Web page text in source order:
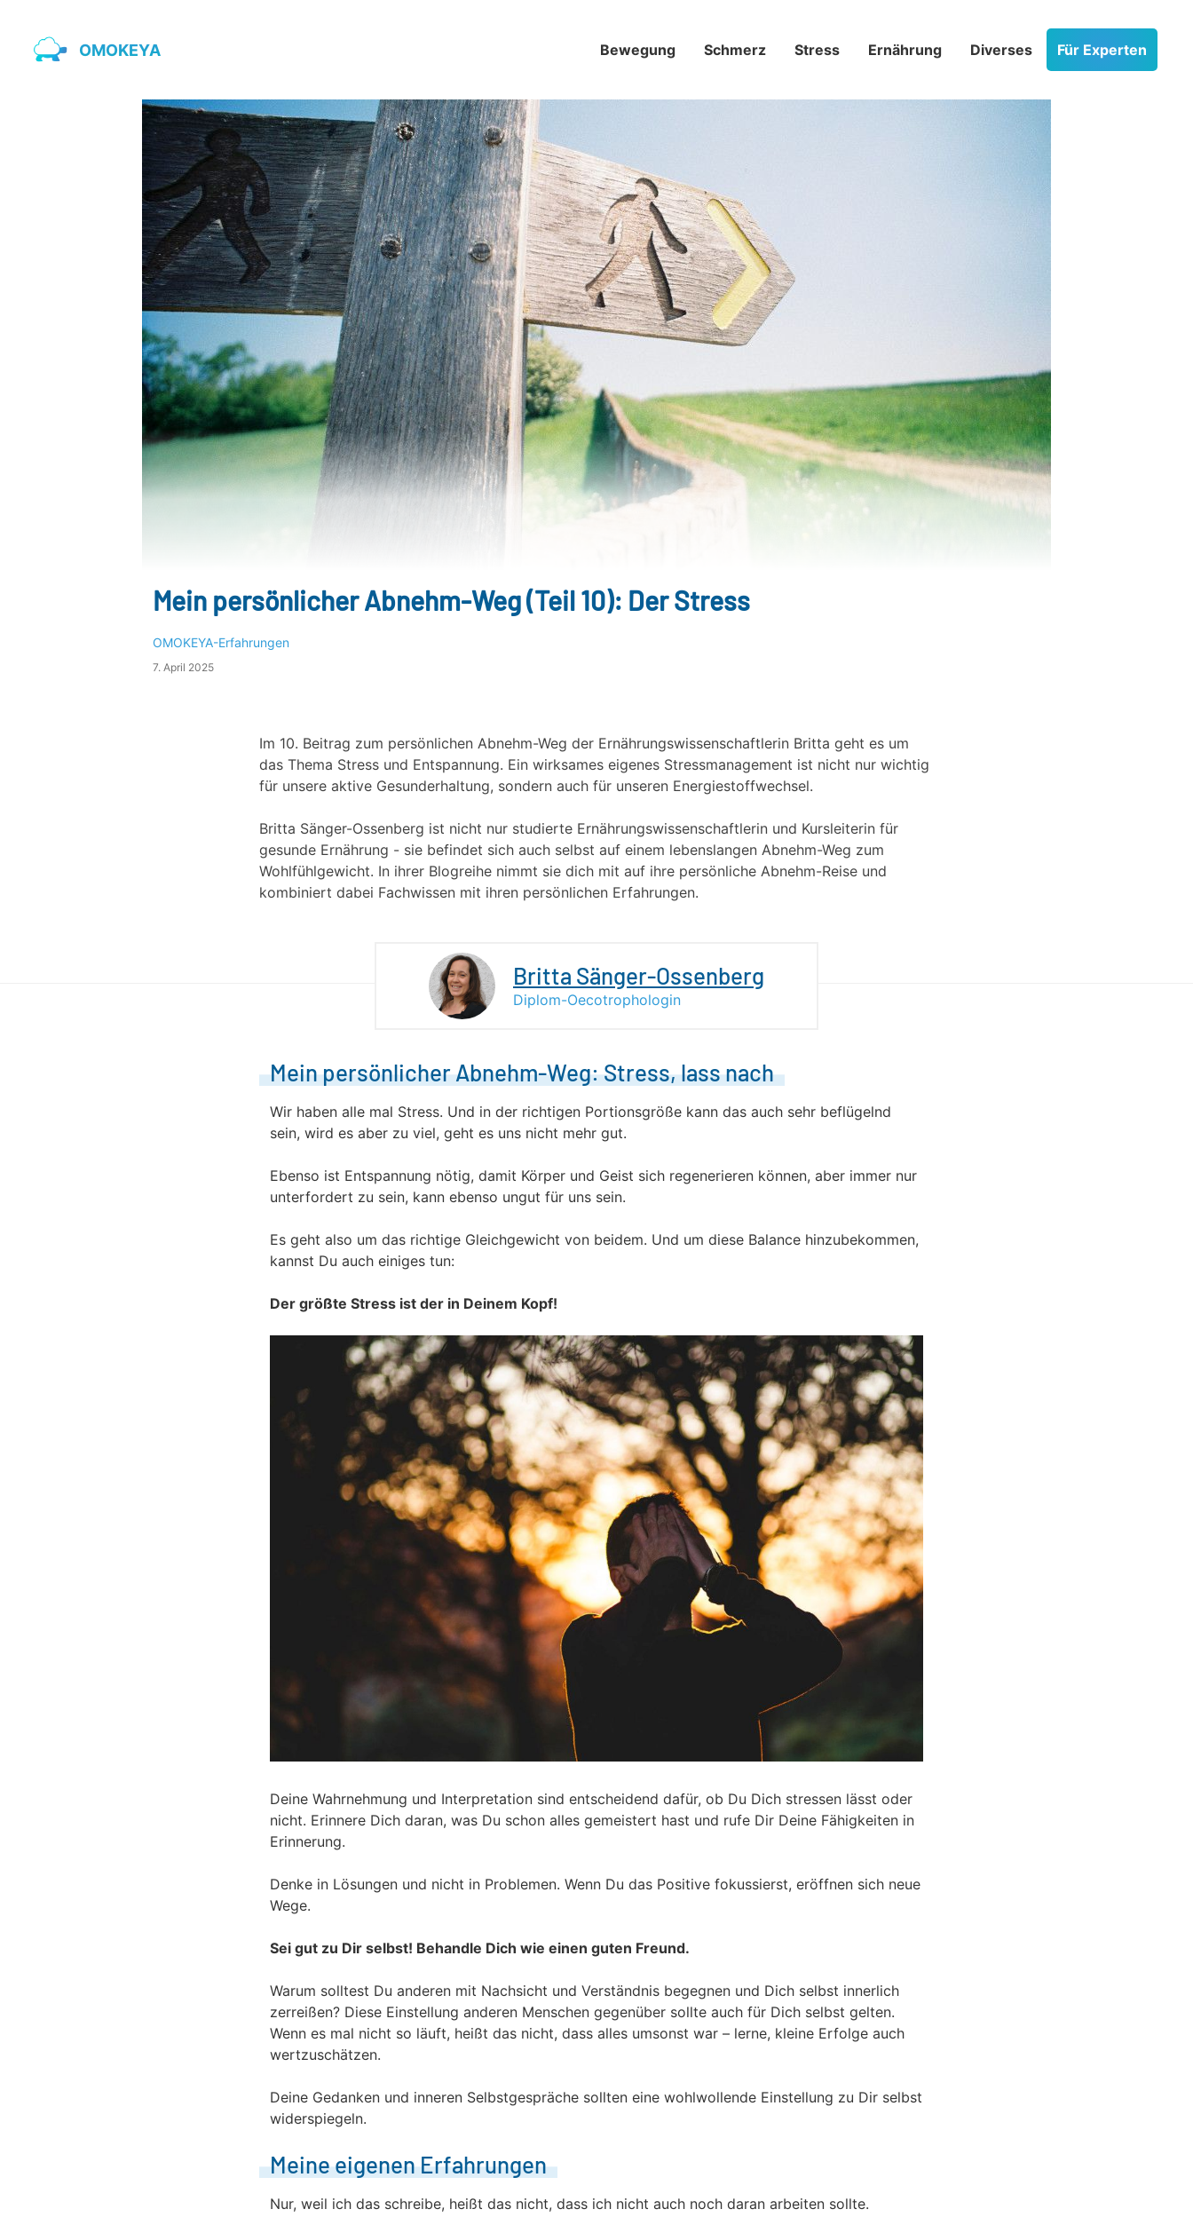
OMOKEYA Für Experten
Bewegung Schmerz­ Stress­ Ernährung Diverses
Mein persönlicher Abnehm-Weg (Teil 10): Der Stress
OMOKEYA-Erfahrungen
7. April 2025
Im 10. Beitrag zum persönlichen Abnehm-Weg der Ernährungswissenschaftlerin Britta geht es um
das Thema Stress und Entspannung. Ein wirksames eigenes Stressmanagement ist nicht nur wichtig
für unsere aktive Gesunderhaltung, sondern auch für unseren Energiestoffwechsel.
Britta Sänger-Ossenberg ist nicht nur studierte Ernährungswissenschaftlerin und Kursleiterin für
gesunde Ernährung - sie befindet sich auch selbst auf einem lebenslangen Abnehm-Weg zum
Wohlfühlgewicht. In ihrer Blogreihe nimmt sie dich mit auf ihre persönliche Abnehm-Reise und
kombiniert dabei Fachwissen mit ihren persönlichen Erfahrungen.
Britta Sänger-Ossenberg
Diplom-Oecotrophologin
Mein persönlicher Abnehm-Weg: Stress, lass nach
Wir haben alle mal Stress. Und in der richtigen Portionsgröße kann das auch sehr beflügelnd
sein, wird es aber zu viel, geht es uns nicht mehr gut.
Ebenso ist Entspannung nötig, damit Körper und Geist sich regenerieren können, aber immer nur
unterfordert zu sein, kann ebenso ungut für uns sein.
Es geht also um das richtige Gleichgewicht von beidem. Und um diese Balance hinzubekommen,
kannst Du auch einiges tun:
Der größte Stress ist der in Deinem Kopf!
Deine Wahrnehmung und Interpretation sind entscheidend dafür, ob Du Dich stressen lässt oder
nicht. Erinnere Dich daran, was Du schon alles gemeistert hast und rufe Dir Deine Fähigkeiten in
Erinnerung.
Denke in Lösungen und nicht in Problemen. Wenn Du das Positive fokussierst, eröffnen sich neue
Wege.
Sei gut zu Dir selbst! Behandle Dich wie einen guten Freund.
Warum solltest Du anderen mit Nachsicht und Verständnis begegnen und Dich selbst innerlich
zerreißen? Diese Einstellung anderen Menschen gegenüber sollte auch für Dich selbst gelten.
Wenn es mal nicht so läuft, heißt das nicht, dass alles umsonst war – lerne, kleine Erfolge auch
wertzuschätzen.
Deine Gedanken und inneren Selbstgespräche sollten eine wohlwollende Einstellung zu Dir selbst
widerspiegeln.
Meine eigenen Erfahrungen
Nur, weil ich das schreibe, heißt das nicht, dass ich nicht auch noch daran arbeiten sollte.